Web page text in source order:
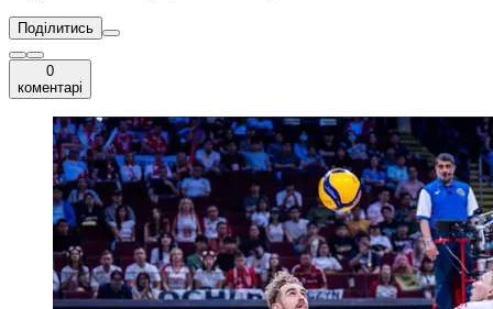
Поділитись
0
коментарі